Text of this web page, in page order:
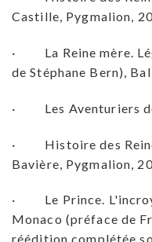
Castille, Pygmalion,
· La Reine mère.
de Stéphane Bern),
· Les Aventuriers de
· Histoire des
Bavière, Pygmalion,
· Le Prince.
Monaco (préface de
réédition complétée